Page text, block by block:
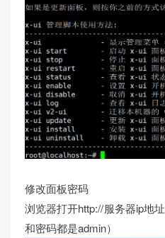
修改面板密码
浏览器打开http://服务器ip地址
和密码都是admin）